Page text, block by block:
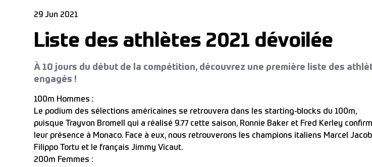
29 Jun 2021
Liste des athlètes 2021 dévoilée
À 10 jours du début de la compétition, découvrez une première liste des
engagés !
100m Hommes :
Le podium des sélections américaines se retrouvera dans les starting-blocks du 100m,
puisque Trayvon Bromell qui a réalisé 9.77 cette saison, Ronnie Baker et Fred Kerley
leur présence à Monaco. Face à eux, nous retrouverons les champions italiens Marcel
Filippo Tortu et le français Jimmy Vicaut.
200m Femmes :